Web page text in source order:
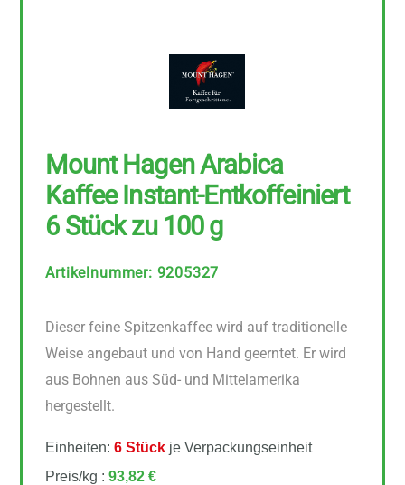
Mount Hagen Arabica
Kaffee Instant-Entkoffeiniert
6 Stück zu 100 g
Artikelnummer: 9205327
Dieser feine Spitzenkaffee wird auf traditionelle
Weise angebaut und von Hand geerntet. Er wird
aus Bohnen aus Süd- und Mittelamerika
hergestellt.
Einheiten:6 Stück je Verpackungseinheit
Preis/kg :93,82 €